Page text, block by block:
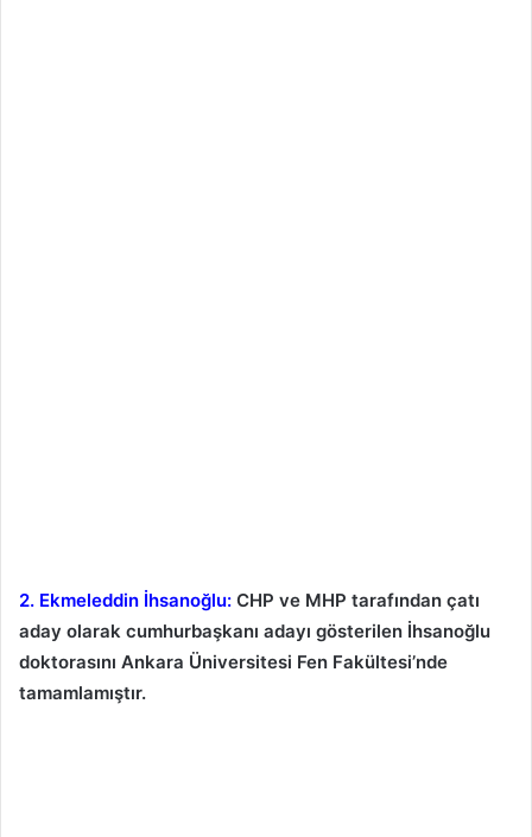
2. Ekmeleddin İhsanoğlu: CHP ve MHP tarafından çatı
aday olarak cumhurbaşkanı adayı gösterilen İhsanoğlu
doktorasını Ankara Üniversitesi Fen Fakültesi’nde
tamamlamıştır.